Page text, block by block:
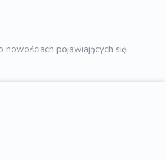
nowościach pojawiających się